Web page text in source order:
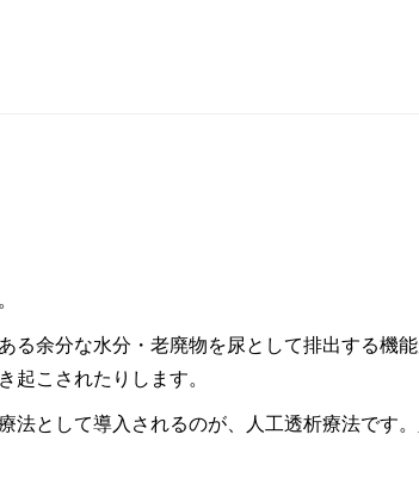
余分な水分・老廃物を尿として排出する機
起こされたりします。
法として導入されるのが、人工透析療法です